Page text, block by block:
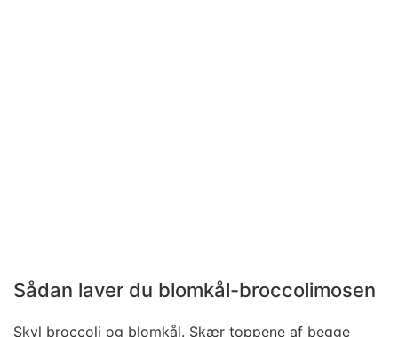
Sådan laver du blomkål-broccolimosen
Skyl broccoli og blomkål. Skær toppene af begge